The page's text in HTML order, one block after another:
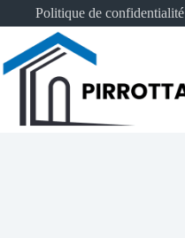
contenu
Politique de confidentialité